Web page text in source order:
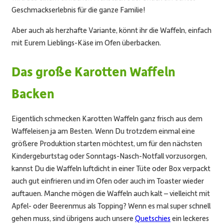
Geschmackserlebnis für die ganze Familie!
Aber auch als herzhafte Variante, könnt ihr die Waffeln, einfach
mit Eurem Lieblings-Käse im Ofen überbacken.
Das große Karotten Waffeln
Backen
Eigentlich schmecken Karotten Waffelnganz frisch aus dem
Waffeleisen ja am Besten. Wenn Du trotzdem einmal eine
größere Produktion starten möchtest, um für den nächsten
Kindergeburtstag oder Sonntags-Nasch-Notfall vorzusorgen,
kannst Du die Waffeln luftdicht in einer Tüte oder Box verpackt
auch gut einfrieren und im Ofen oder auch im Toaster wieder
auftauen. Manche mögen die Waffeln auch kalt – vielleicht mit
Apfel- oder Beerenmus als Topping? Wenn es mal super schnell
gehen muss, sind übrigens auch unsere Quetschiesein leckeres